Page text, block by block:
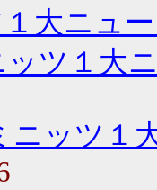
大ニュ
ッツ１大
ニッツ１